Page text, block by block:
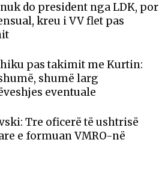
do president nga LDK, por
kreu i VV flet pas
pas takimit me Kurtin:
shumë larg
eventuale
Tre oficerë të ushtrisë
e formuan VMRO-në